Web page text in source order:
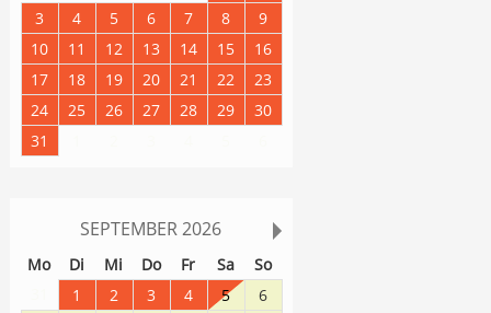
3
4 5 6 7 8
9
10
11 12 13 14 15
16
17
18 19 20 21 22
23
24
25 26 27 28 29
30
31
SEPTEMBER 2026
Mo Di Mi Do Fr Sa
So
1 2 3 4 5
6